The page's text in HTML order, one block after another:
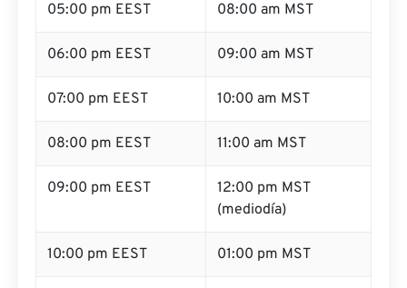
05:00 pm EEST 08:00 am MST
06:00 pm EEST 09:00 am MST
07:00 pm EEST 10:00 am MST
08:00 pm EEST 11:00 am MST
09:00 pm EEST
12:00 pm MST
(mediodía)
10:00 pm EEST 01:00 pm MST